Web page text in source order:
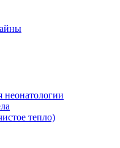
неонатологии
тепло)